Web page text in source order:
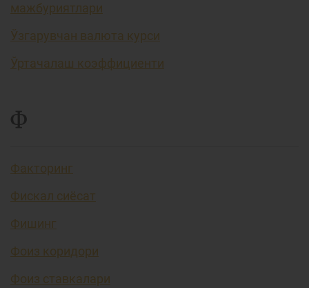
мажбуриятлари
Ўзгарувчан валюта курси
Ўртачалаш коэффициенти
Ф
Факторинг
Фискал сиёсат
Фишинг
Фоиз коридори
Фоиз ставкалари